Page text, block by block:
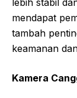
mendapat
tambah
keamanan
Kamera